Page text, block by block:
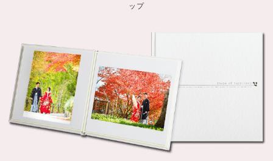
ップ